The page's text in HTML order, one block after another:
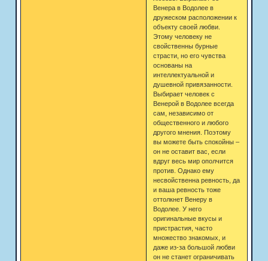
Венера в Водолее в
дружеском расположении к
объекту своей любви.
Этому человеку не
свойственны бурные
страсти, но его чувства
основаны на
интеллектуальной и
душевной привязанности.
Выбирает человек с
Венерой в Водолее всегда
сам, независимо от
общественного и любого
другого мнения. Поэтому
вы можете быть спокойны –
он не оставит вас, если
вдруг весь мир ополчится
против. Однако ему
несвойственна ревность, да
и ваша ревность тоже
оттолкнет Венеру в
Водолее. У него
оригинальные вкусы и
пристрастия, часто
множество знакомых, и
даже из-за большой любви
он не станет ограничивать